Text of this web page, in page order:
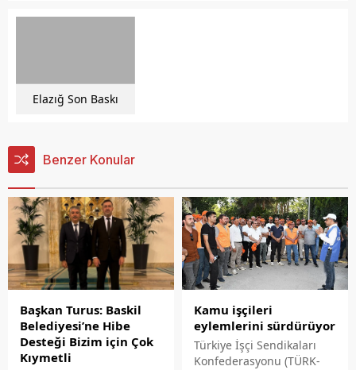
Elazığ Son Baskı
Benzer Konular
Başkan Turus: Baskil
Belediyesi’ne Hibe
Desteği Bizim için Çok
Kıymetli
Kamu işçileri
eylemlerini sürdürüyor
Türkiye İşçi Sendikaları
Konfederasyonu (TÜRK-